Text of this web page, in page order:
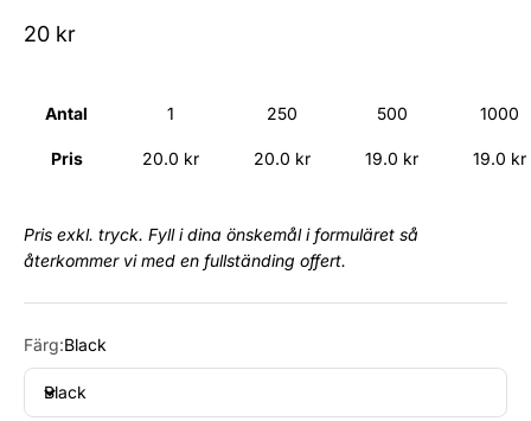
Sale price
20 kr
Antal
Pris
1
20.0 kr
250
20.0 kr
500
19.0 kr
1000
19.0 kr
Pris exkl. tryck. Fyll i dina önskemål i formuläret så
återkommer vi med en fullständing offert.
Färg:Black
Black